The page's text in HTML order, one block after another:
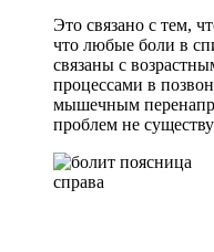
Это связано с тем,
что любые боли в
связаны с
процессами в
мышечным
проблем не